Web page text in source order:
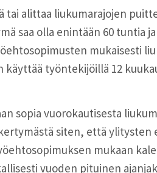
tai alittaa liukumarajojen
saa olla enintään 60 tuntia
mukaisesti
käyttää työntekijöillä 12
sopia vuorokautisesta
siten, että ylitysten
mukaan
vuoden pituinen